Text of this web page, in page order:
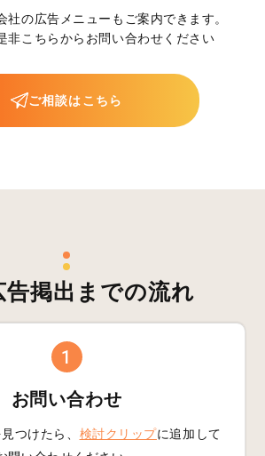
社の広告メニューもご案内できます。
非こちらからお問い合わせください
ご相談はこちら
告掲出までの流れ
1
お問い合わせ
つけたら、 検討クリップに追加して